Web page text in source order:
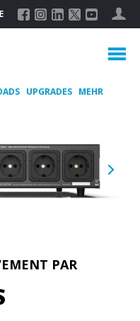
UPGRADES MEHR
PAR